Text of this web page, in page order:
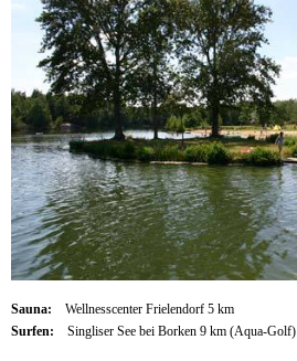
Sauna:
Wellnesscenter Frielendorf 5 km
Surfen:
Singliser See bei Borken 9 km (Aqua-Golf)